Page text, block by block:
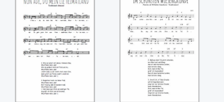
Nun ade, du mein
lieb Heimatland
Im schönsten
Wiesengrunde